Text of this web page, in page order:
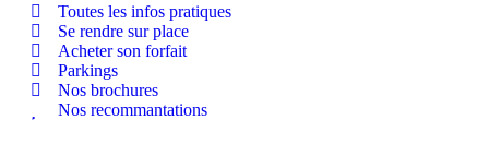
Toutes les infos pratiques
Se rendre sur place
Acheter son forfait
Parkings
Nos brochures
Nos recommantations